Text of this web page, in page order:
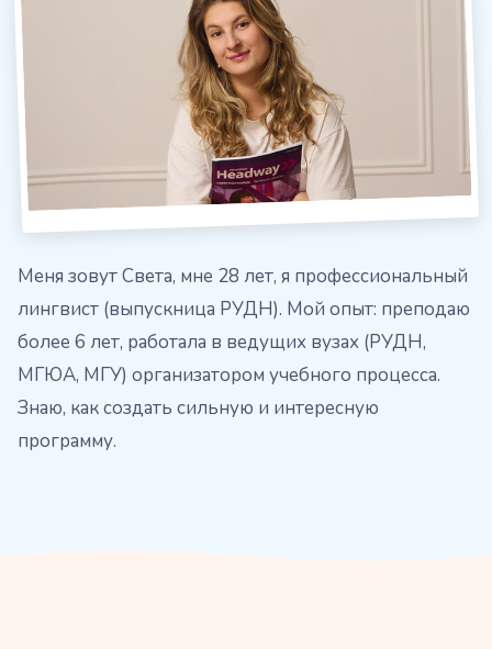
Меня зовут Света, мне 28 лет, я профессиональный
лингвист (выпускница РУДН). Мой опыт: преподаю
более 6 лет, работала в ведущих вузах (РУДН,
МГЮА, МГУ) организатором учебного процесса.
Знаю, как создать сильную и интересную
программу.